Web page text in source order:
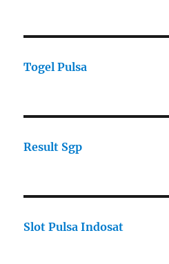
Togel Pulsa
Result Sgp
Slot Pulsa Indosat